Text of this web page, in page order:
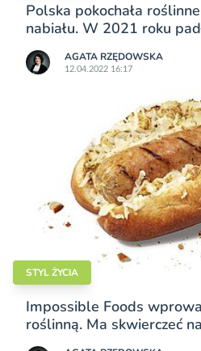
Polska pokochała
nabiału. W 2021 roku
AGATA RZĘDOWSKA
12.04.2022 16:17
STYL ŻYCIA
Impossible Foods
roślinną. Ma skwierczeć